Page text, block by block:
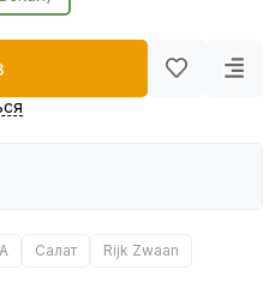
Салат
Rijk Zwaan